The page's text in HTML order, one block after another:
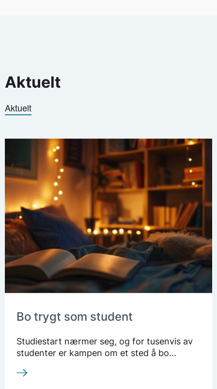
Aktuelt
Aktuelt
Bo trygt som student
Studiestart nærmer seg, og for tusenvis av
studenter er kampen om et sted å bo...